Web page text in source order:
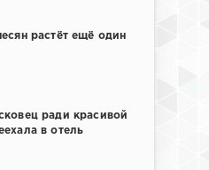
растёт ещё один
ради красивой
в отель